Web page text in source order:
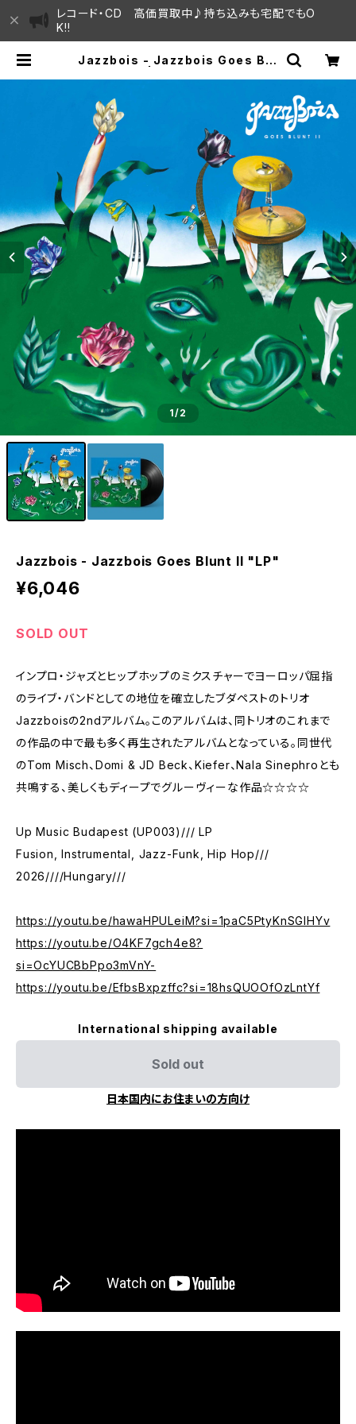
レコード・CD 高価買取中♪持ち込みも宅配でもO
K!!
Jazzbois - Jazzbois Goes Blu
1/2
Jazzbois - Jazzbois Goes Blunt II "LP"
¥6,046
SOLD OUT
インプロ・ジャズとヒップホップのミクスチャーでヨーロッパ屈指
のライブ・バンドとしての地位を確立したブダペストのトリオ
Jazzboisの2ndアルバム。このアルバムは、同トリオのこれまで
の作品の中で最も多く再生されたアルバムとなっている。同世代
のTom Misch、Domi & JD Beck、Kiefer、Nala Sinephroとも
共鳴する、美しくもディープでグルーヴィーな作品☆☆☆☆
Up Music Budapest (UP003)/// LP
Fusion, Instrumental, Jazz-Funk, Hip Hop///
2026////Hungary///
https://youtu.be/hawaHPULeiM?si=1paC5PtyKnSGlHYv
https://youtu.be/O4KF7gch4e8?
si=OcYUCBbPpo3mVnY-
https://youtu.be/EfbsBxpzffc?si=18hsQUOOfOzLntYf
International shipping available
Sold out
日本国内にお住まいの方向け